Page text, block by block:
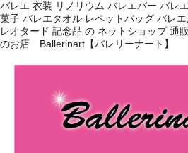
バレエ 衣装 リノリウム バレエバー バレ
菓子 バレエタオル レペットバッグ バレ
レオタード 記念品 の ネットショップ 通
のお店 Ballerinart【バレリーナート】